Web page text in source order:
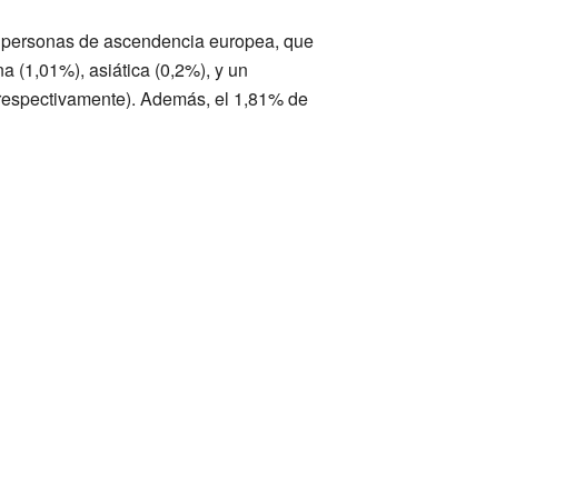
de ascendencia europea, que
(1,01%), asiática (0,2%), y un
Además, el 1,81% de